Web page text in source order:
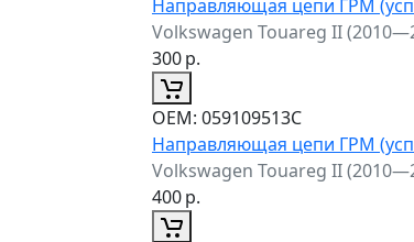
Направляющая цепи ГРМ
Volkswagen Touareg II
300р.
ОЕМ: 059109513C
Направляющая цепи ГРМ
Volkswagen Touareg II
400р.